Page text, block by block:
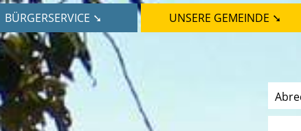
BÜRGERSERVICE ➘ UNSERE GEMEINDE ➘